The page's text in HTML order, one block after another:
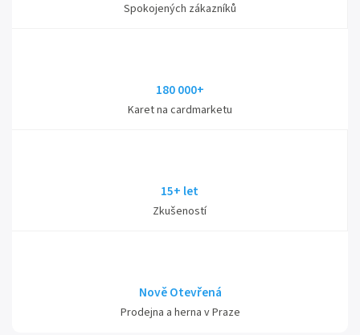
Spokojených zákazníků
180 000+
Karet na cardmarketu
15+ let
Zkušeností
Nově Otevřená
Prodejna a herna v Praze